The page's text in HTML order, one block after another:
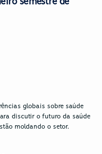
semestre de
globais sobre saúde
discutir o futuro da saúde
moldando o setor.